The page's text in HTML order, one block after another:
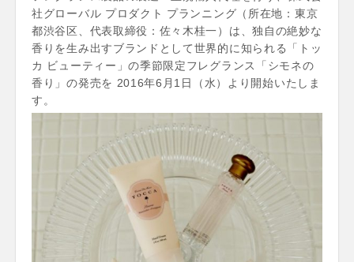
社グローバル プロダクト プランニング（所在地：東京
都渋谷区、代表取締役：佐々木桂一）は、独自の絶妙な
香りを生み出すブランドとして世界的に知られる「トッ
カ ビューティー」の季節限定フレグランス「シモネの
香り」の発売を 2016年6月1日（水）より開始いたしま
す。